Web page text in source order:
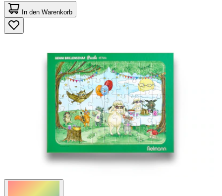
von
5
Sternen.
In den Warenkorb